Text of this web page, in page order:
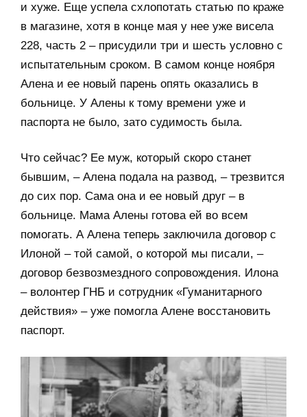
и хуже. Еще успела схлопотать статью по краже
в магазине, хотя в конце мая у нее уже висела
228, часть 2 – присудили три и шесть условно с
испытательным сроком. В самом конце ноября
Алена и ее новый парень опять оказались в
больнице. У Алены к тому времени уже и
паспорта не было, зато судимость была.
Что сейчас? Ее муж, который скоро станет
бывшим, – Алена подала на развод, – трезвится
до сих пор. Сама она и ее новый друг – в
больнице. Мама Алены готова ей во всем
помогать. А Алена теперь заключила договор с
Илоной – той самой, о которой мы писали, –
договор безвозмездного сопровождения. Илона
– волонтер ГНБ и сотрудник «Гуманитарного
действия» – уже помогла Алене восстановить
паспорт.